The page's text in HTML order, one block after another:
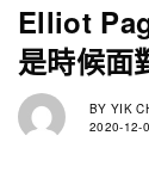
Elliot
是時候面
BY YIK
2020-12-